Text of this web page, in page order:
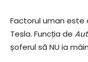
Factorul uman este
Tesla. Funcția de
șoferul să NU ia